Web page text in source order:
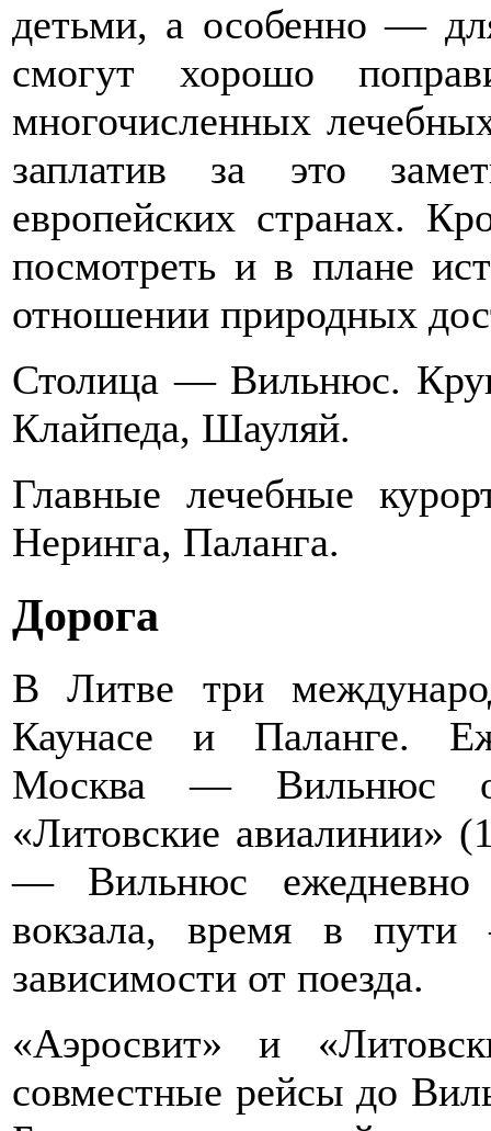
детьми, а особенно —
смогут хорошо
многочисленных
заплатив за это
европейских странах.
посмотреть и в плане
отношении природных
Столица — Вильнюс.
Клайпеда, Шауляй.
Главные лечебные
Неринга, Паланга.
Дорога
В Литве три
Каунасе и Паланге.
Москва — Вильнюс
«Литовские авиалинии»
— Вильнюс ежедневно
вокзала, время в
зависимости от поезда.
«Аэросвит» и
совместные рейсы до